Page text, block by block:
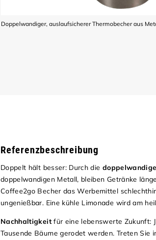
Doppelwandiger, auslaufsicherer Thermobecher aus
Referenzbeschreibung
Doppelt hält besser: Durch die
doppelwandigen Metall, bleiben Getränke
Coffee2go Becher das Werbemittel
ungenießbar. Eine kühle Limonade wird am
Nachhaltigkeitfür eine lebenswerte Zukunft:
Tausende Bäume gerodet werden. Treten Sie